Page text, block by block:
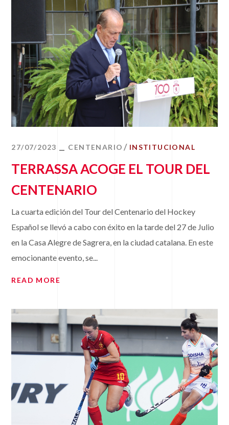
27/07/2023 CENTENARIO INSTITUCIONAL
TERRASSA ACOGE EL TOUR DEL
CENTENARIO
La cuarta edición del Tour del Centenario del Hockey
Español se llevó a cabo con éxito en la tarde del 27 de Julio
en la Casa Alegre de Sagrera, en la ciudad catalana. En este
emocionante evento, se...
READ MORE